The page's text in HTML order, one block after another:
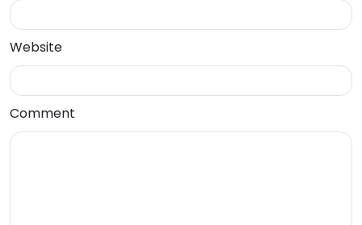
Website
Comment